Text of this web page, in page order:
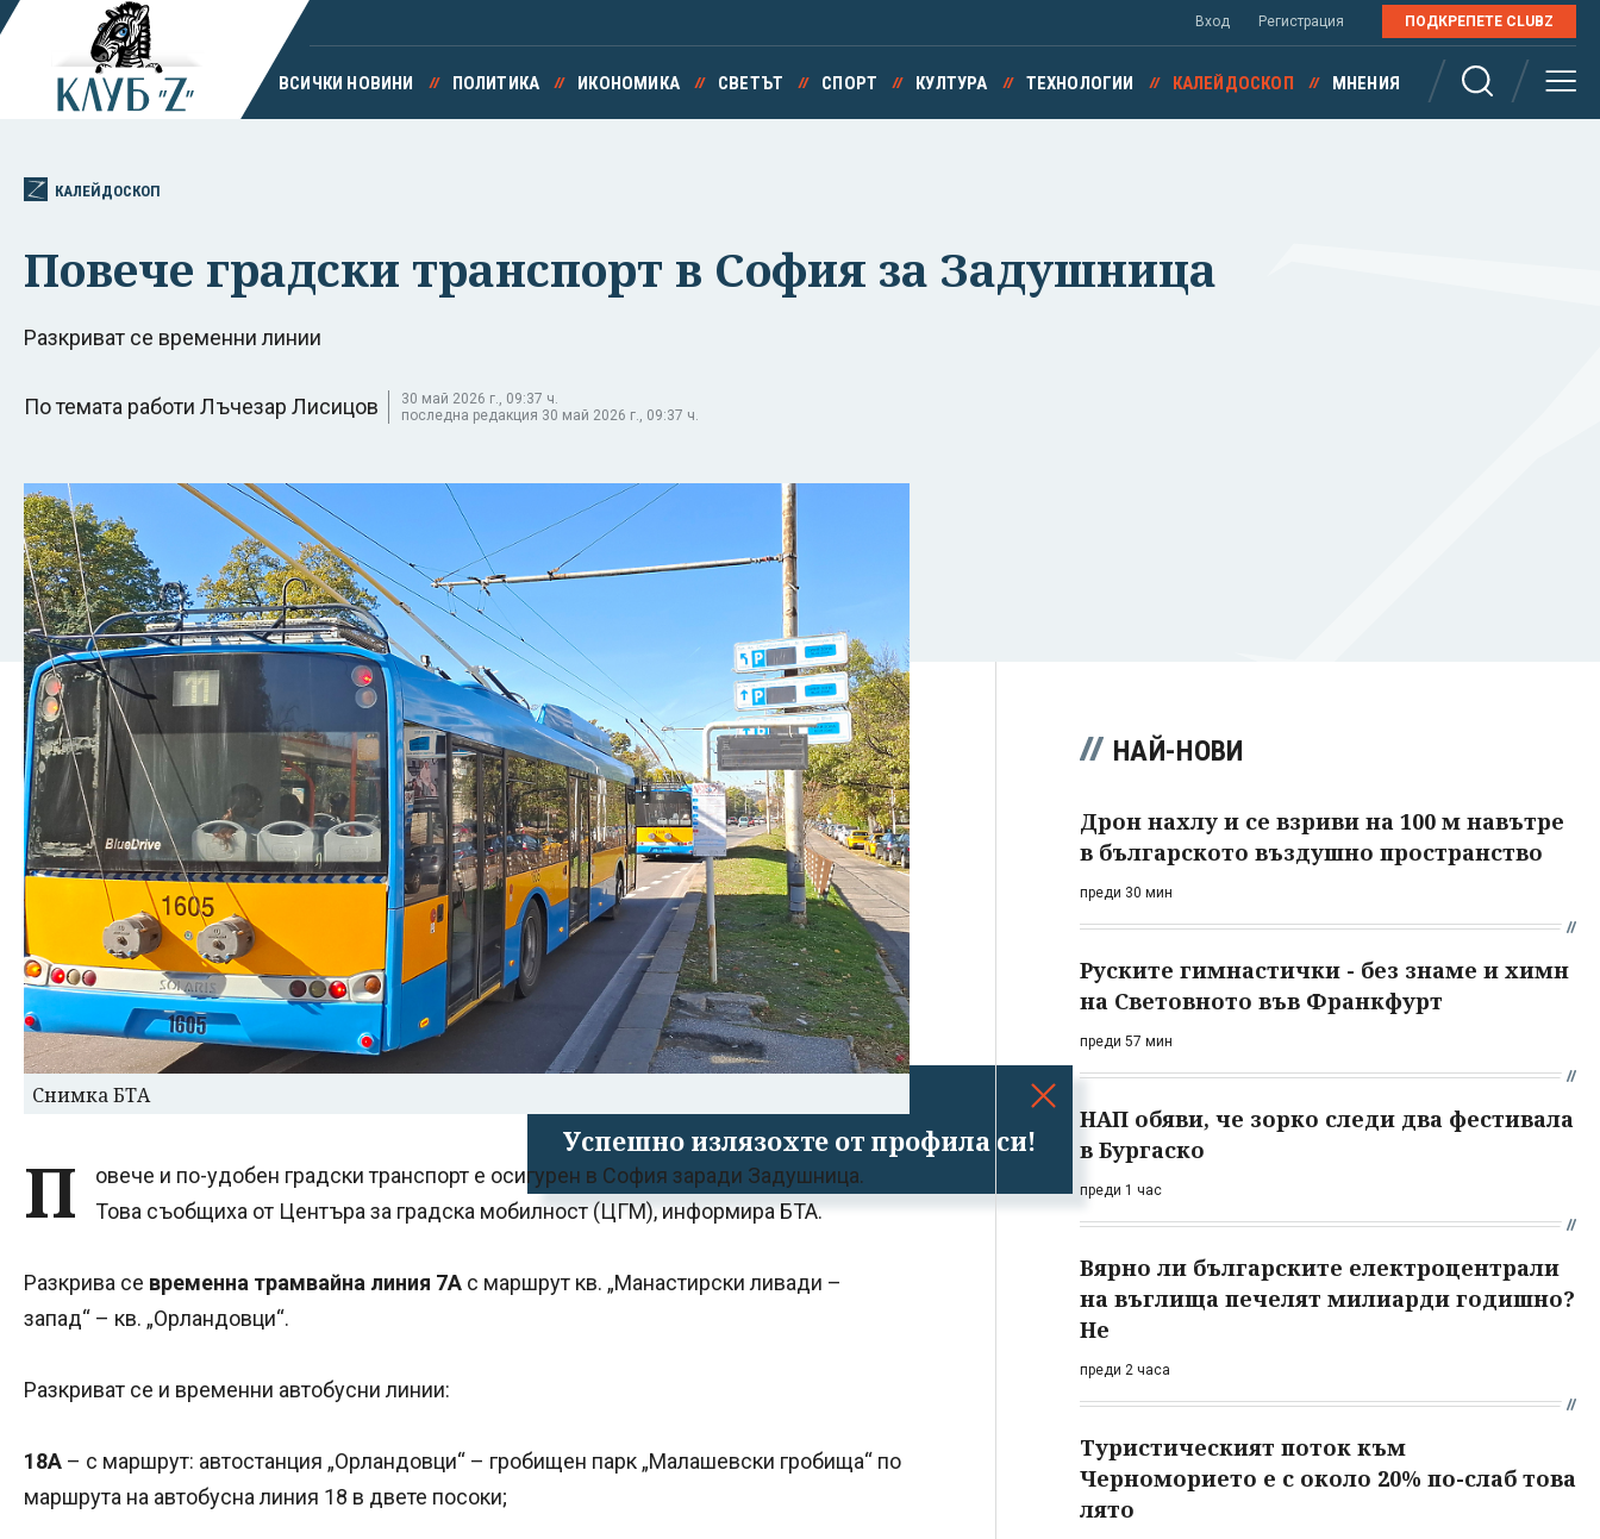
Успешно излязохте от профила си!
Вход Регистрация ПОДКРЕПЕТЕ CLUBZ
ВСИЧКИ НОВИНИ ПОЛИТИКА ИКОНОМИКА СВЕТЪТ СПОРТ КУЛТУРА ТЕХНОЛОГИИ КАЛЕЙДОСКОП МНЕНИЯ
КАЛЕЙДОСКОП
Повече градски транспорт в София за Задушница
Разкриват се временни линии
По темата работи Лъчезар Лисицов
30 май 2026 г., 09:37 ч.
последна редакция 30 май 2026 г., 09:37 ч.
Снимка БТА
П
овече и по-удобен градски транспорт е осигурен в София заради Задушница.
Това съобщиха от Центъра за градска мобилност (ЦГМ), информира БТА.
Разкрива се временна трамвайна линия 7А с маршрут кв. „Манастирски ливади –
запад“ – кв. „Орландовци“.
Разкриват се и временни автобусни линии:
18А – с маршрут: автостанция „Орландовци“ – гробищен парк „Малашевски гробища“ по
маршрута на автобусна линия 18 в двете посоки;
НАЙ-НОВИ
Дрон нахлу и се взриви на 100 м навътре
в българското въздушно пространство
преди 30 мин
Руските гимнастички - без знаме и химн
на Световното във Франкфурт
преди 57 мин
НАП обяви, че зорко следи два фестивала
в Бургаско
преди 1 час
Вярно ли българските електроцентрали
на въглища печелят милиарди годишно?
Не
преди 2 часа
Туристическият поток към
Черноморието е с около 20% по-слаб това
лято